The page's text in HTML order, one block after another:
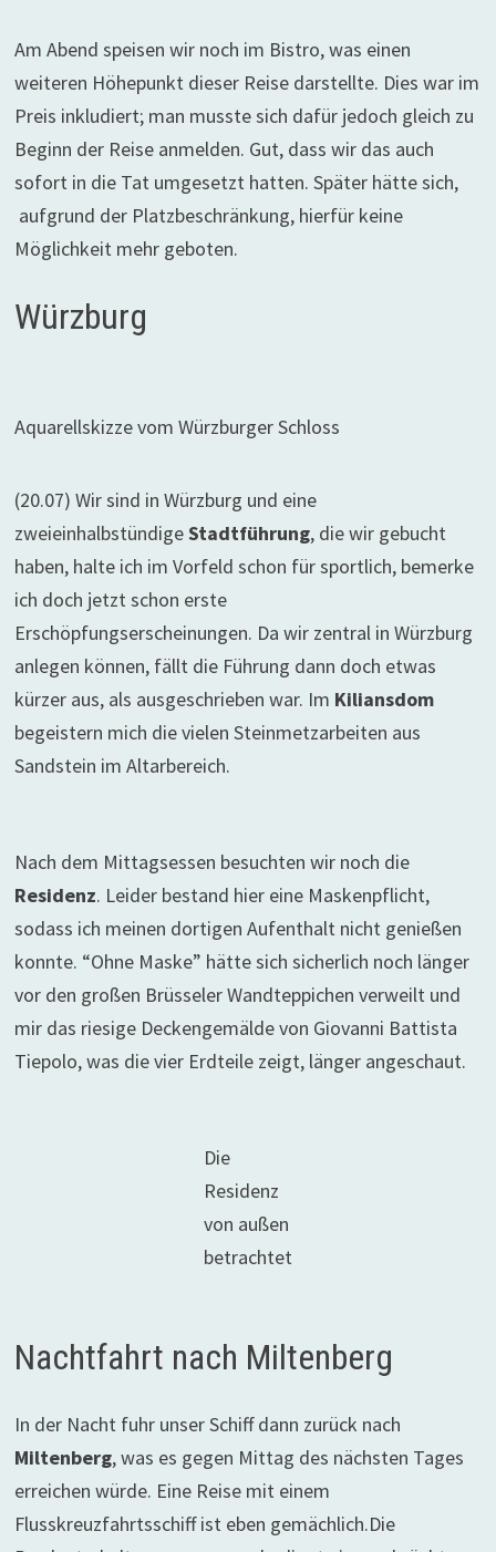
Am Abend speisen wir noch im Bistro, was einen
weiteren Höhepunkt dieser Reise darstellte. Dies war im
Preis inkludiert; man musste sich dafür jedoch gleich zu
Beginn der Reise anmelden. Gut, dass wir das auch
sofort in die Tat umgesetzt hatten. Später hätte sich,
aufgrund der Platzbeschränkung, hierfür keine
Möglichkeit mehr geboten.
Würzburg
Aquarellskizze vom Würzburger Schloss
(20.07) Wir sind in Würzburg und eine
zweieinhalbstündigeStadtführung, die wir gebucht
haben, halte ich im Vorfeld schon für sportlich, bemerke
ich doch jetzt schon erste
Erschöpfungserscheinungen. Da wir zentral in Würzburg
anlegen können, fällt die Führung dann doch etwas
kürzer aus, als ausgeschrieben war. Im Kiliansdom
begeistern mich die vielen Steinmetzarbeiten aus
Sandstein im Altarbereich.
Nach dem Mittagsessen besuchten wir noch die
Residenz. Leider bestand hier eine Maskenpflicht,
sodass ich meinen dortigen Aufenthalt nicht genießen
konnte. “Ohne Maske” hätte sich sicherlich noch länger
vor den großen Brüsseler Wandteppichen verweilt und
mir das riesige Deckengemälde von Giovanni Battista
Tiepolo, was die vier Erdteile zeigt, länger angeschaut.
Die
Residenz
von außen
betrachtet
Nachtfahrt nach Miltenberg
In der Nacht fuhr unser Schiff dann zurück nach
Miltenberg, was es gegen Mittag des nächsten Tages
erreichen würde. Eine Reise mit einem
Flusskreuzfahrtsschiff ist eben gemächlich.Die